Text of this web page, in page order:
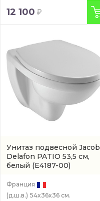
12 100
Унитаз подвесной Jacob
Delafon PATIO 53,5 см,
белый (E4187-00)
Франция
(д.ш.в.) 54x36x36 см.